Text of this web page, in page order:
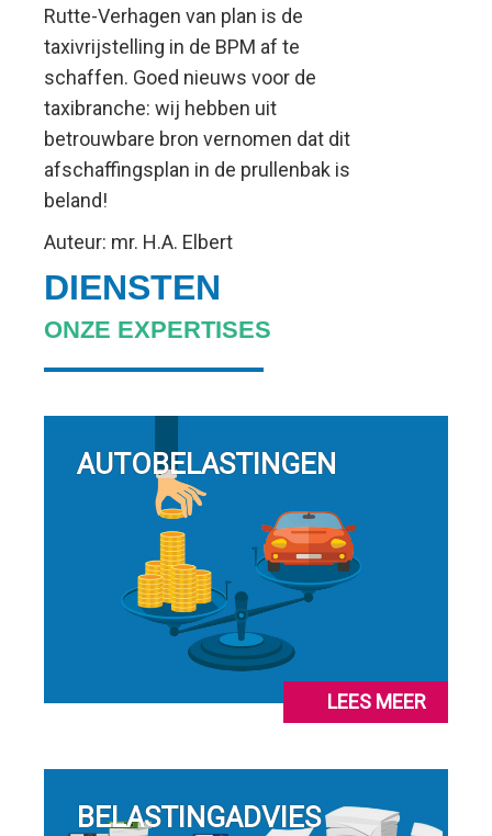
Rutte-Verhagen van plan is de
taxivrijstelling in de BPM af te
schaffen. Goed nieuws voor de
taxibranche: wij hebben uit
betrouwbare bron vernomen dat dit
afschaffingsplan in de prullenbak is
beland!
Auteur: mr. H.A. Elbert
DIENSTEN
ONZE EXPERTISES
AUTOBELASTINGEN
LEES MEER
BELASTINGADVIES